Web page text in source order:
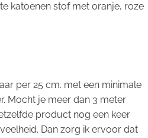
katoenen stof met oranje, roze
per 25 cm. met een minimale
Mocht je meer dan 3 meter
product nog een keer
Dan zorg ik ervoor dat